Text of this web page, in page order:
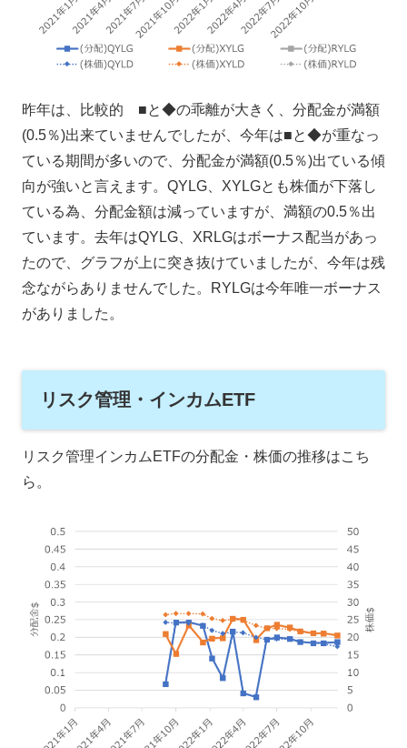
昨年は、比較的 ■と◆の乖離が大きく、分配金が満額
(0.5％)出来ていませんでしたが、今年は■と◆が重なっ
ている期間が多いので、分配金が満額(0.5％)出ている傾
向が強いと言えます。QYLG、XYLGとも株価が下落し
ている為、分配金額は減っていますが、満額の0.5％出
ています。去年はQYLG、XRLGはボーナス配当があっ
たので、グラフが上に突き抜けていましたが、今年は残
念ながらありませんでした。RYLGは今年唯一ボーナス
がありました。
リスク管理・インカムETF
リスク管理インカムETFの分配金・株価の推移はこち
ら。